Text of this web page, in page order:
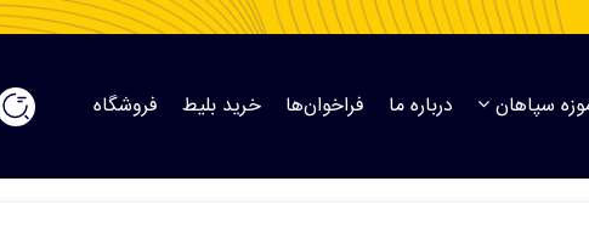
سپاهان درباره ما فراخوان‌ها خرید بلیط فروشگاه